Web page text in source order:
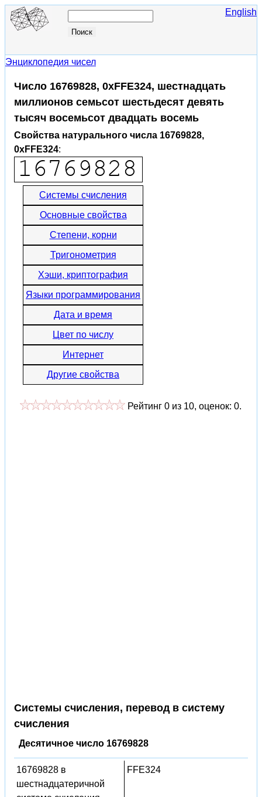
English
Энциклопедия чисел
Число 16769828, 0xFFE324, шестнадцать
миллионов семьсот шестьдесят девять
тысяч восемьсот двадцать восемь
Свойства натурального числа 16769828,
0xFFE324:
Системы счисления
Основные свойства
Степени, корни
Тригонометрия
Хэши, криптография
Языки программирования
Дата и время
Цвет по числу
Интернет
Другие свойства
Рейтинг 0 из 10, оценок: 0.
Системы счисления, перевод в систему
счисления
Десятичное число 16769828
16769828 в
шестнадцатеричной
FFE324